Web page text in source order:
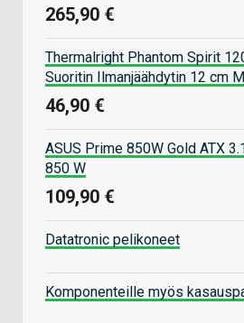
265,90 €
Thermalright Phantom Spirit
Suoritin Ilmanjäähdytin 12 cm
46,90 €
ASUS Prime 850W Gold ATX
850 W
109,90 €
Datatronic pelikoneet
Komponenteille myös